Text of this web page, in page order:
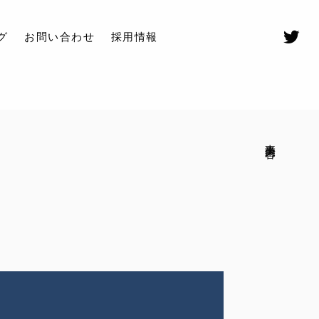
お問い合わせ 採用情報